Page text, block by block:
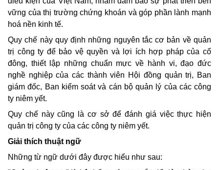
vững của thị trường chứng khoán và góp phần lành mạnh
hoá nền kinh tế.
Quy chế này quy định những nguyên tắc cơ bản về quản
trị công ty để bảo vệ quyền và lợi ích hợp pháp của cổ
đông, thiết lập những chuẩn mực về hành vi, đạo đức
nghề nghiệp của các thành viên Hội đồng quản trị, Ban
giám đốc, Ban kiểm soát và cán bộ quản lý của các công
ty niêm yết.
Quy chế này cũng là cơ sở để đánh giá việc thực hiện
quản trị công ty của các công ty niêm yết.
Giải thích thuật ngữ
Những từ ngữ dưới đây được hiểu như sau: